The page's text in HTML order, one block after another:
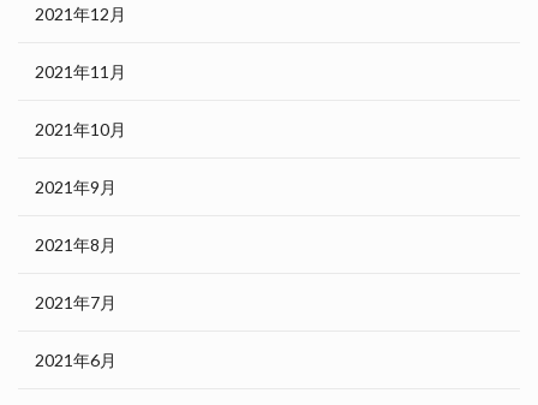
2021年12月
2021年11月
2021年10月
2021年9月
2021年8月
2021年7月
2021年6月